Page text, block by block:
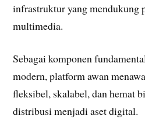
infrastruktur yang mendukung
multimedia.
Sebagai komponen
modern, platform awan
fleksibel, skalabel, dan hemat
distribusi menjadi aset digital.